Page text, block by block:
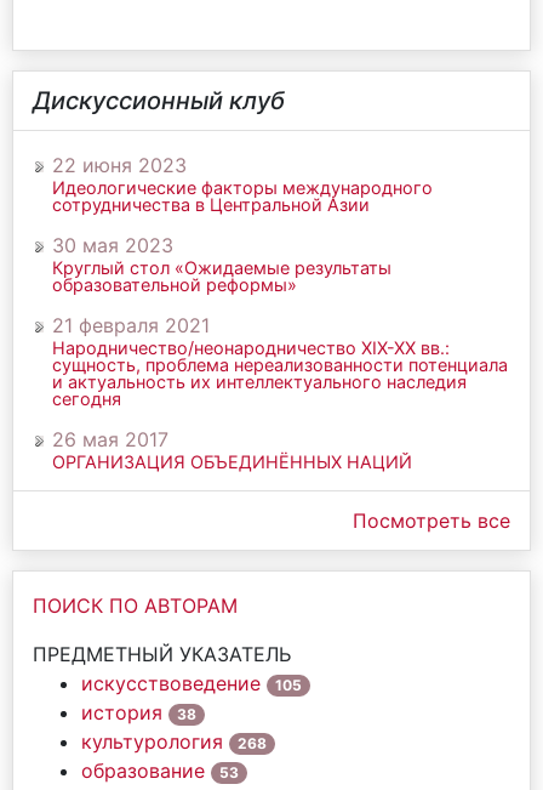
Дискуссионный клуб
22 июня 2023
Идеологические факторы международного
сотрудничества в Центральной Азии
30 мая 2023
Круглый стол «Ожидаемые результаты
образовательной реформы»
21 февраля 2021
Народничество/неонародничество ХIХ-ХХ вв.:
сущность, проблема нереализованности потенциала
и актуальность их интеллектуального наследия
сегодня
26 мая 2017
ОРГАНИЗАЦИЯ ОБЪЕДИНЁННЫХ НАЦИЙ
Посмотреть все
ПОИСК ПО АВТОРАМ
ПРЕДМЕТНЫЙ УКАЗАТЕЛЬ
искусствоведение
105
история 38
культурология 268
образование 53